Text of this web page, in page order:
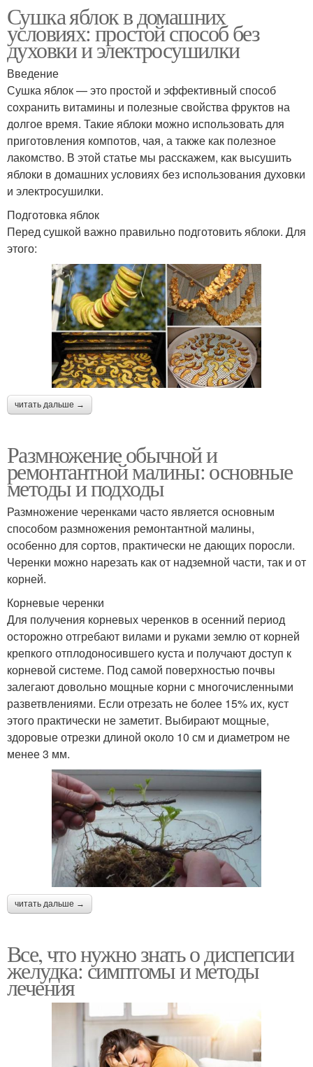
Сушка яблок в домашних
условиях: простой способ без
духовки и электросушилки
Введение
Сушка яблок — это простой и эффективный способ
сохранить витамины и полезные свойства фруктов на
долгое время. Такие яблоки можно использовать для
приготовления компотов, чая, а также как полезное
лакомство. В этой статье мы расскажем, как высушить
яблоки в домашних условиях без использования духовки
и электросушилки.
Подготовка яблок
Перед сушкой важно правильно подготовить яблоки. Для
этого:
читать дальше →
Размножение обычной и
ремонтантной малины: основные
методы и подходы
Размножение черенками часто является основным
способом размножения ремонтантной малины,
особенно для сортов, практически не дающих поросли.
Черенки можно нарезать как от надземной части, так и от
корней.
Корневые черенки
Для получения корневых черенков в осенний период
осторожно отгребают вилами и руками землю от корней
крепкого отплодоносившего куста и получают доступ к
корневой системе. Под самой поверхностью почвы
залегают довольно мощные корни с многочисленными
разветвлениями. Если отрезать не более 15% их, куст
этого практически не заметит. Выбирают мощные,
здоровые отрезки длиной около 10 см и диаметром не
менее 3 мм.
читать дальше →
Все, что нужно знать о диспепсии
желудка: симптомы и методы
лечения